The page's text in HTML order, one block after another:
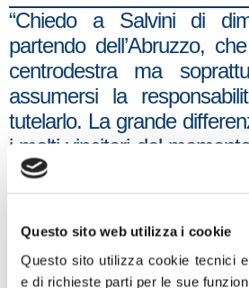
Questo sito web utilizza i cookie
Questo sito utilizza cookie tecnici
e di richieste parti per le sue
“Chiedo a Salvini di
partendo dell’Abruzzo,
centrodestra ma
assumersi la
tutelarlo. La grande
i molti vincitori del
capacità di andare oltre la
ampio, di lungo termine
Berlusconi, quello vero di
far crescere Forza Italia